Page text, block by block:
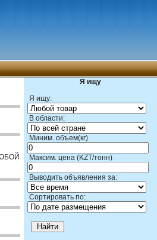
Я ищу
Я ищу:
В области:
Миним. объем(кг)
Максим. цена (KZT/тонн)
Выводить объявления за:
Сортировать по: